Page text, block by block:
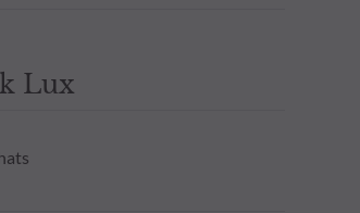
Lux